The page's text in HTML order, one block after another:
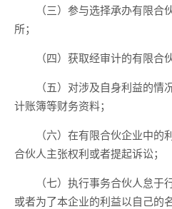
（三）参与选择承办有限合
所；
（四）获取经审计的有限合伙
（五）对涉及自身利益的情
计账簿等财务资料；
（六）在有限合伙企业中的
合伙人主张权利或者提起诉讼；
（七）执行事务合伙人怠于
或者为了本企业的利益以自己的